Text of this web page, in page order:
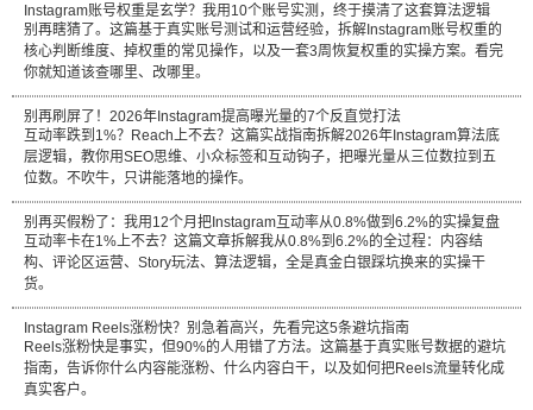
Instagram账号权重是玄学？我用10个账号实测，终于摸清了这套算法逻辑
别再瞎猜了。这篇基于真实账号测试和运营经验，拆解Instagram账号权重的
核心判断维度、掉权重的常见操作，以及一套3周恢复权重的实操方案。看完
你就知道该查哪里、改哪里。
别再刷屏了！2026年Instagram提高曝光量的7个反直觉打法
互动率跌到1%？Reach上不去？这篇实战指南拆解2026年Instagram算法底
层逻辑，教你用SEO思维、小众标签和互动钩子，把曝光量从三位数拉到五
位数。不吹牛，只讲能落地的操作。
别再买假粉了：我用12个月把Instagram互动率从0.8%做到6.2%的实操复盘
互动率卡在1%上不去？这篇文章拆解我从0.8%到6.2%的全过程：内容结
构、评论区运营、Story玩法、算法逻辑，全是真金白银踩坑换来的实操干
货。
Instagram Reels涨粉快？别急着高兴，先看完这5条避坑指南
Reels涨粉快是事实，但90%的人用错了方法。这篇基于真实账号数据的避坑
指南，告诉你什么内容能涨粉、什么内容白干，以及如何把Reels流量转化成
真实客户。